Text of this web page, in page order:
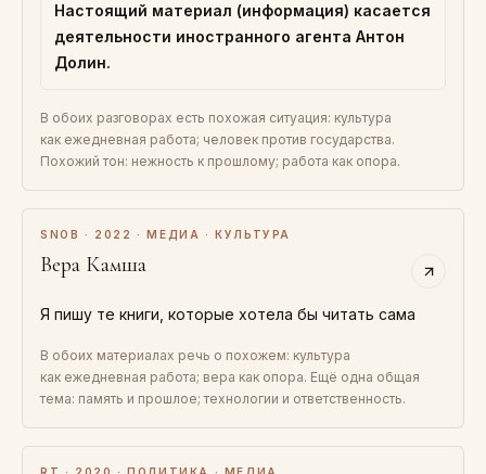
Настоящий материал (информация) касается
деятельности иностранного агента Антон
Долин.
В обоих разговорах есть похожая ситуация: культура
как ежедневная работа; человек против государства.
Похожий тон: нежность к прошлому; работа как опора.
SNOB · 2022 · МЕДИА · КУЛЬТУРА
Вера Камша
Я пишу те книги, которые хотела бы читать сама
В обоих материалах речь о похожем: культура
как ежедневная работа; вера как опора. Ещё одна общая
тема: память и прошлое; технологии и ответственность.